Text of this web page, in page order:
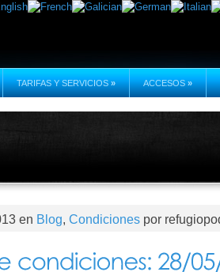
TARIFAS Y SERVICIOS » ACCESOS »
en Blog, Condiciones por